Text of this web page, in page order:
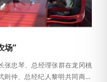
场”
张忠琴、总经理张群在龙冈桃
仲、总经纪人黎明共同商讨